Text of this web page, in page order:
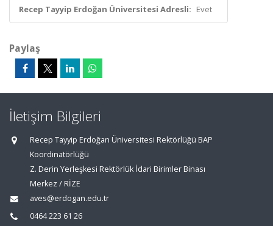
Recep Tayyip Erdoğan Üniversitesi Adresli: Evet
Paylaş
İletişim Bilgileri
Recep Tayyip Erdoğan Üniversitesi Rektörlüğü BAP
Koordinatörlüğü
Z. Derin Yerleşkesi Rektörlük İdari Birimler Binası
Merkez / RİZE
aves@erdogan.edu.tr
0464 223 61 26